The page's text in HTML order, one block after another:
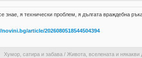
знае, я технически проблем, я дългата враждебна
novini.bg/article/2026080518544504394
Хумор, сатира и забава / Живота, вселената и някакви